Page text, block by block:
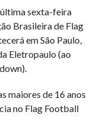
sexta-feira
Brasileira de Flag
em São Paulo,
Eletropaulo (ao
maiores de 16 anos
no Flag Football